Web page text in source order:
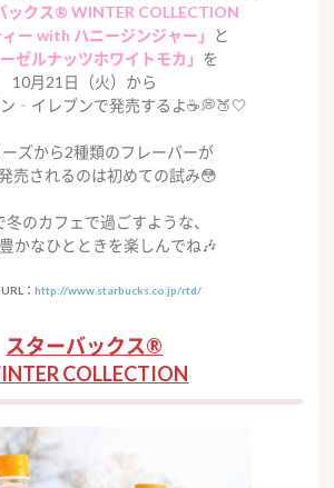
ックス® WINTER COLLECTION
ー with ハニージンジャー」
と
ーゼルナッツホワイトモカ」 を
10月21日（火）から
‐イレブンで発売するよ☕️💭🍑🤍
ズから2種類のフレーバーが
売されるのは初めての試み😳
冬のカフェで過ごすような、
かなひとときを楽しんでね🎶
： http://www.starbucks.co.jp/rtd/
スターバックス®
COLLECTION